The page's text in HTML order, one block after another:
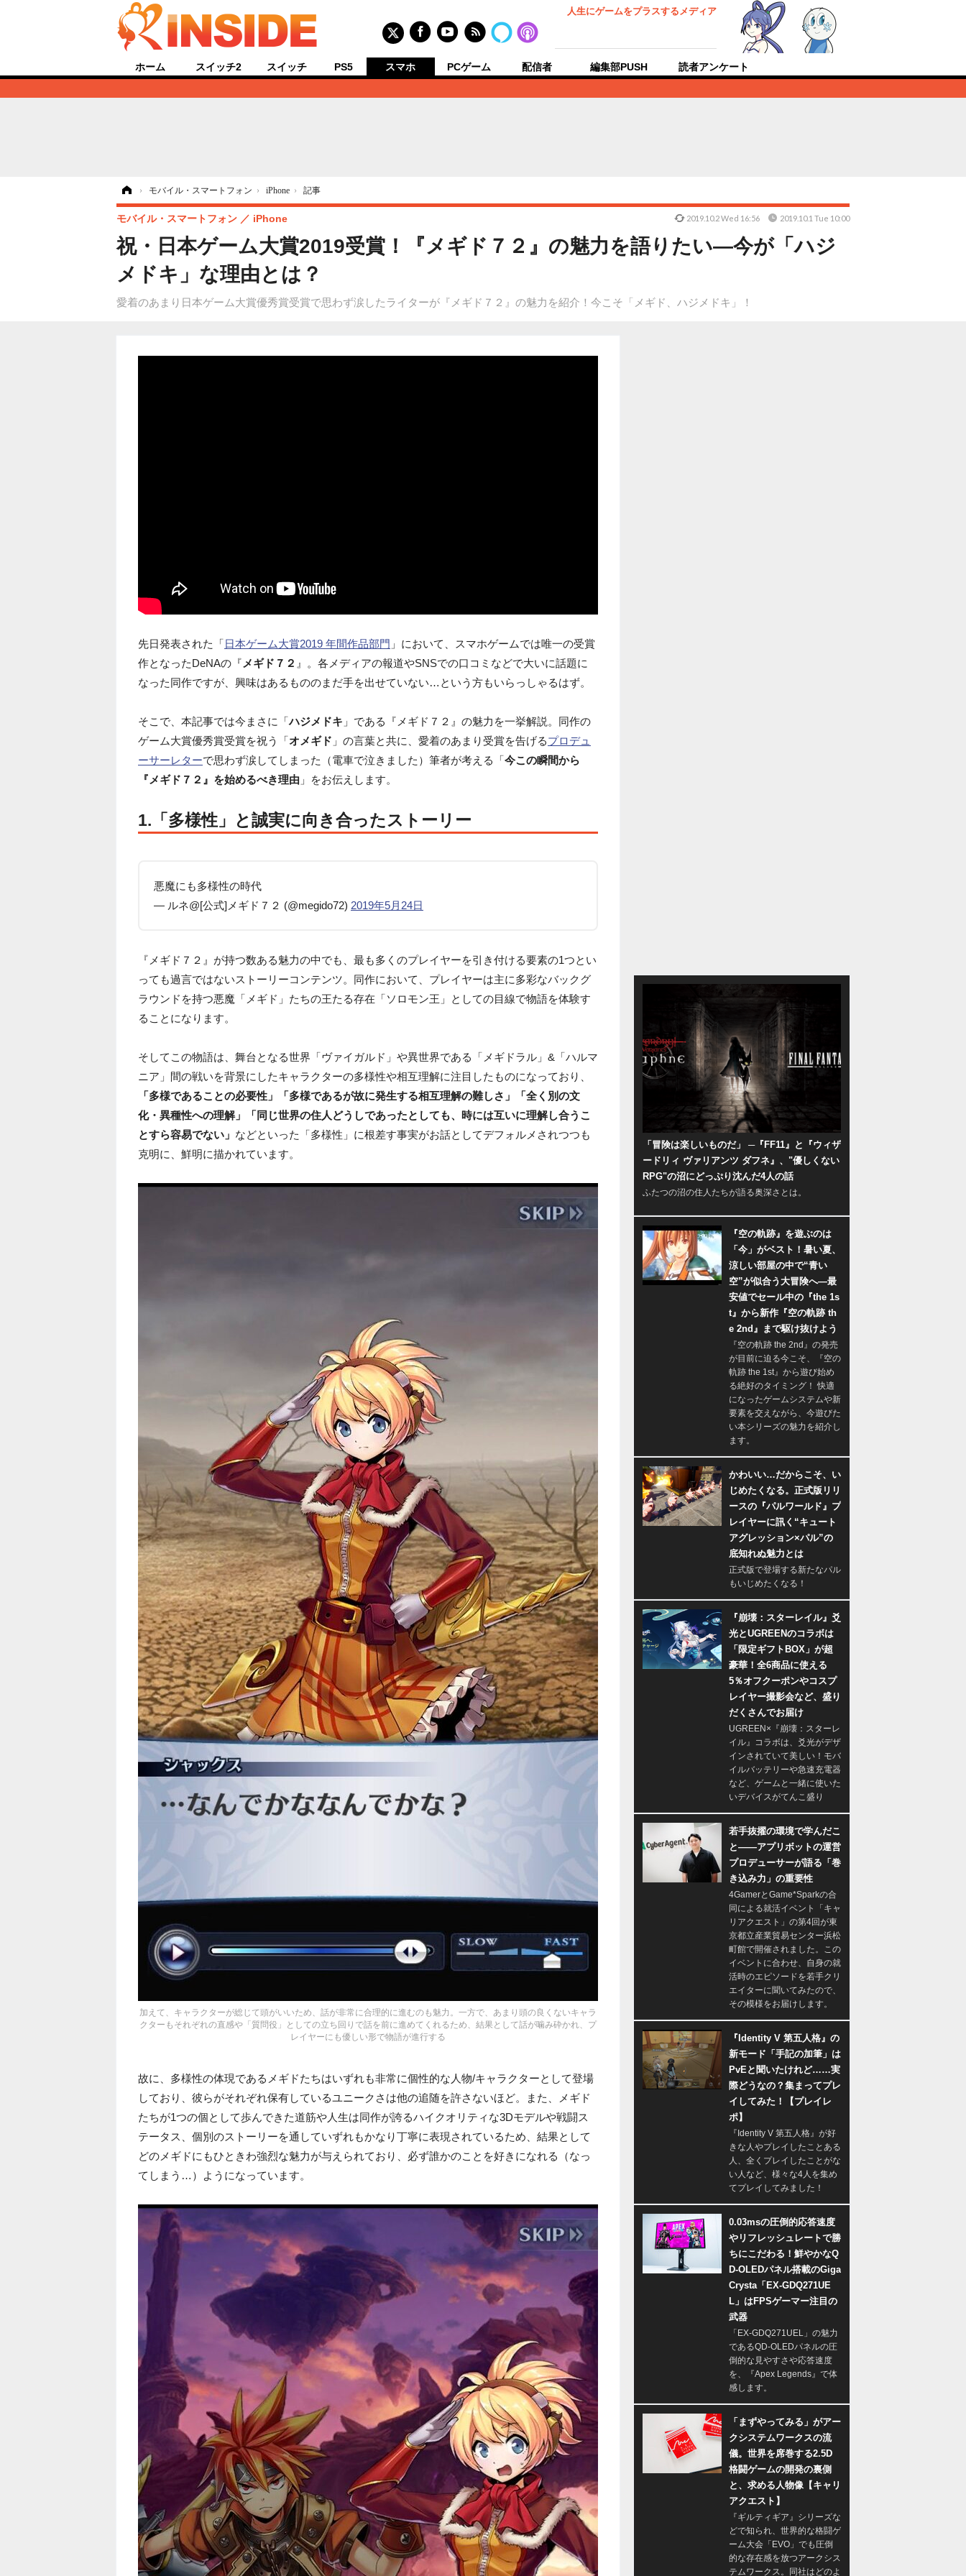
人生にゲームをプラスするメディア
ホーム スイッチ2 スイッチ PS5 スマホ PCゲーム 配信者 編集部PUSH 読者アンケート
› モバイル・スマートフォン › iPhone › 記事
祝・日本ゲーム大賞2019受賞！『メギド７２』の魅力を語りたい―今が「ハジ
メドキ」な理由とは？
愛着のあまり日本ゲーム大賞優秀賞受賞で思わず涙したライターが『メギド７２』の魅力を紹介！今こそ「メギド、ハジメドキ」！
モバイル・スマートフォン iPhone 2019.10.2 Wed 16:56 2019.10.1 Tue 10:00
先日発表された「日本ゲーム大賞2019 年間作品部門 」において、スマホゲームでは唯一の受賞
作となったDeNAの『 メギド７２ 』。各メディアの報道やSNSでの口コミなどで大いに話題に
なった同作ですが、興味はあるもののまだ手を出せていない…という方もいらっしゃるはず。
そこで、本記事では今まさに「ハジメドキ 」である『メギド７２』の魅力を一挙解説。同作の
ゲーム大賞優秀賞受賞を祝う「オメギド 」の言葉と共に、愛着のあまり受賞を告げるプロデュ
ーサーレターで思わず涙してしまった（電車で泣きました）筆者が考える「今この瞬間から
『メギド７２』を始めるべき理由 」をお伝えします。
1.「多様性」と誠実に向き合ったストーリー
悪魔にも多様性の時代
— ルネ@[公式]メギド７２ (@megido72) 2019年5月24日
『メギド７２』が持つ数ある魅力の中でも、最も多くのプレイヤーを引き付ける要素の1つとい
っても過言ではないストーリーコンテンツ。同作において、プレイヤーは主に多彩なバックグ
ラウンドを持つ悪魔「メギド」たちの王たる存在「ソロモン王」としての目線で物語を体験す
ることになります。
そしてこの物語は、舞台となる世界「ヴァイガルド」や異世界である「メギドラル」&「ハルマ
ニア」間の戦いを背景にしたキャラクターの多様性や相互理解に注目したものになっており、
「多様であることの必要性」「多様であるが故に発生する相互理解の難しさ」「全く別の文
化・異種性への理解」「同じ世界の住人どうしであったとしても、時には互いに理解し合うこ
とすら容易でない」 などといった「多様性」に根差す事実がお話としてデフォルメされつつも
克明に、鮮明に描かれています。
加えて、キャラクターが総じて頭がいいため、話が非常に合理的に進むのも魅力。一方で、あまり頭の良くないキャラ
クターもそれぞれの直感や「質問役」としての立ち回りで話を前に進めてくれるため、結果として話が噛み砕かれ、プ
レイヤーにも優しい形で物語が進行する
故に、多様性の体現であるメギドたちはいずれも非常に個性的な人物/キャラクターとして登場
しており、彼らがそれぞれ保有しているユニークさは他の追随を許さないほど。また、メギド
たちが1つの個として歩んできた道筋や人生は同作が誇るハイクオリティな3Dモデルや戦闘ス
テータス、個別のストーリーを通していずれもかなり丁寧に表現されているため、結果として
どのメギドにもひときわ強烈な魅力が与えられており、必ず誰かのことを好きになれる（なっ
てしまう…）ようになっています。
「冒険は楽しいものだ」 ─『FF11』と『ウィザ
ードリィ ヴァリアンツ ダフネ』、"優しくない
RPG"の沼にどっぷり沈んだ4人の話
ふたつの沼の住人たちが語る奥深さとは。
『空の軌跡』を遊ぶのは
「今」がベスト！暑い夏、
涼しい部屋の中で“青い
空”が似合う大冒険へ―最
安値でセール中の『the 1s
t』から新作『空の軌跡 th
e 2nd』まで駆け抜けよう
『空の軌跡 the 2nd』の発売
が目前に迫る今こそ、『空の
軌跡 the 1st』から遊び始め
る絶好のタイミング！ 快適
になったゲームシステムや新
要素を交えながら、今遊びた
い本シリーズの魅力を紹介し
ます。
かわいい…だからこそ、い
じめたくなる。正式版リリ
ースの『パルワールド』プ
レイヤーに訊く“キュート
アグレッション×パル”の
底知れぬ魅力とは
正式版で登場する新たなパル
もいじめたくなる！
『崩壊：スターレイル』爻
光とUGREENのコラボは
「限定ギフトBOX」が超
豪華！全6商品に使える
5％オフクーポンやコスプ
レイヤー撮影会など、盛り
だくさんでお届け
UGREEN×『崩壊：スターレ
イル』コラボは、爻光がデザ
インされていて美しい！モバ
イルバッテリーや急速充電器
など、ゲームと一緒に使いた
いデバイスがてんこ盛り
若手抜擢の環境で学んだこ
と――アプリボットの運営
プロデューサーが語る「巻
き込み力」の重要性
4GamerとGame*Sparkの合
同による就活イベント「キャ
リアクエスト」の第4回が東
京都立産業貿易センター浜松
町館で開催されました。この
イベントに合わせ、自身の就
活時のエピソードを若手クリ
エイターに聞いてみたので、
その模様をお届けします。
『Identity V 第五人格』の
新モード「手記の加筆」は
PvEと聞いたけれど……実
際どうなの？集まってプレ
イしてみた！【プレイレ
ポ】
『Identity V 第五人格』が好
きな人やプレイしたことある
人、全くプレイしたことがな
い人など、様々な4人を集め
てプレイしてみました！
0.03msの圧倒的応答速度
やリフレッシュレートで勝
ちにこだわる！鮮やかなQ
D-OLEDパネル搭載のGiga
Crysta「EX-GDQ271UE
L」はFPSゲーマー注目の
武器
「EX-GDQ271UEL」の魅力
であるQD-OLEDパネルの圧
倒的な見やすさや応答速度
を、『Apex Legends』で体
感します。
「まずやってみる」がアー
クシステムワークスの流
儀。世界を席巻する2.5D
格闘ゲームの開発の裏側
と、求める人物像【キャリ
アクエスト】
『ギルティギア』シリーズな
どで知られ、世界的な格闘ゲ
ーム大会「EVO」でも圧倒
的な存在感を放つアークシス
テムワークス。同社はどのよ